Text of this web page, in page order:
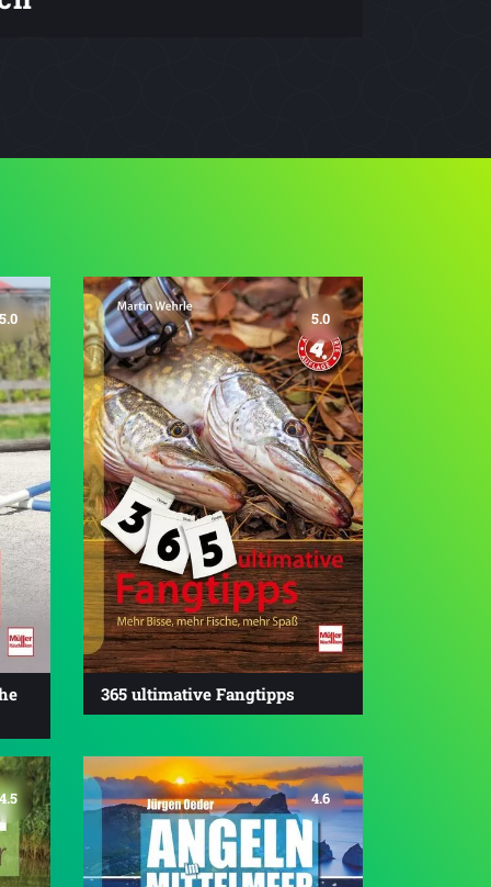
5.0 5.0
365 ultimative Fangtipps
4.5 4.6